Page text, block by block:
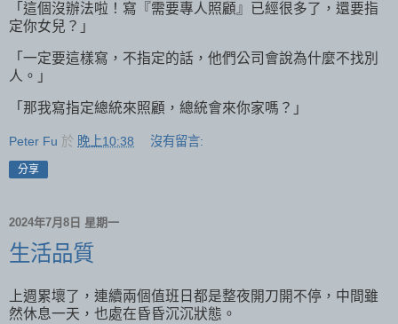
「這個沒辦法啦！寫『需要專人照顧』已經很多了，還要指
定你女兒？」
「一定要這樣寫，不指定的話，他們公司會說為什麼不找別
人。」
「那我寫指定總統來照顧，總統會來你家嗎？」
Peter Fu 於 晚上10:38 沒有留言:
分享
2024年7月8日 星期一
生活品質
上週累壞了，連續兩個值班日都是整夜開刀開不停，中間雖
然休息一天，也處在昏昏沉沉狀態。